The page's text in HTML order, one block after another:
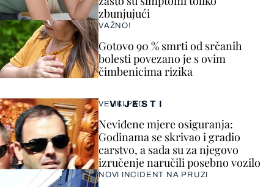
VIJESTI
VELIKI PAD
Neviđene mjere osiguranja:
Godinama se skrivao i gradio
carstvo, a sada su za njegovo
izručenje naručili posebno vozilo
NOVI INCIDENT NA PRUZI
zbunjujući
VAŽNO!
Gotovo 90 % smrti od srčanih
bolesti povezano je s ovim
čimbenicima rizika